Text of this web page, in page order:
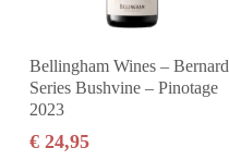
In den Warenkorb
Bellingham Wines – Bernard
Series Bushvine – Pinotage
2023
€24,95